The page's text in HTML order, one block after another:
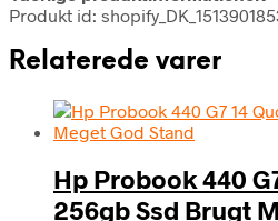
Produkt id:
Relaterede varer
Hp Probook 440
256gb Ssd Brugt